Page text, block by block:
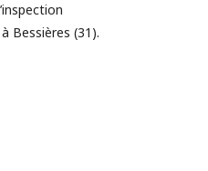
Bessières (31).